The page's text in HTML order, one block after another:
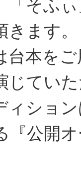
「そふ
ます。
台本を
じてい
ィショ
『公開